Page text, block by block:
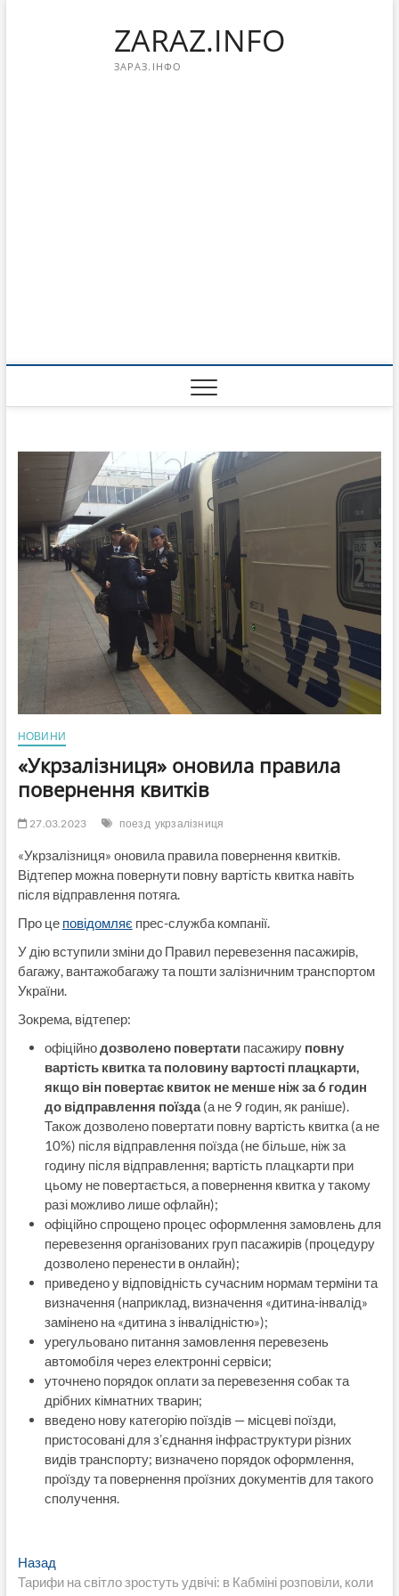
ZARAZ.INFO
ЗАРАЗ.ІНФО
НОВИНИ
«Укрзалізниця» оновила правила
повернення квитків
27.03.2023 поезд укрзалізниця
«Укрзалізниця» оновила правила повернення квитків.
Відтепер можна повернути повну вартість квитка навіть
після відправлення потяга.
Про це повідомляє прес-служба компанії.
У дію вступили зміни до Правил перевезення пасажирів,
багажу, вантажобагажу та пошти залізничним транспортом
України.
Зокрема, відтепер:
офіційно дозволено повертатипасажиру повну
вартість квитка та половину вартості плацкарти,
якщо він повертає квиток не менше ніж за 6 годин
до відправлення поїзда(а не 9 годин, як раніше).
Також дозволено повертати повну вартість квитка (а не
10%) після відправлення поїзда (не більше, ніж за
годину після відправлення; вартість плацкарти при
цьому не повертається, а повернення квитка у такому
разі можливо лише офлайн);
офіційно спрощено процес оформлення замовлень для
перевезення організованих груп пасажирів (процедуру
дозволено перенести в онлайн);
приведено у відповідність сучасним нормам терміни та
визначення (наприклад, визначення «дитина-інвалід»
замінено на «дитина з інвалідністю»);
урегульовано питання замовлення перевезень
автомобіля через електронні сервіси;
уточнено порядок оплати за перевезення собак та
дрібних кімнатних тварин;
введено нову категорію поїздів — місцеві поїзди,
пристосовані для зʼєднання інфраструктури різних
видів транспорту; визначено порядок оформлення,
проїзду та повернення проїзних документів для такого
сполучення.
Навигация
НазадПредыдущая
запись:
Тарифи на світло зростуть удвічі: в Кабміні розповіли, коли